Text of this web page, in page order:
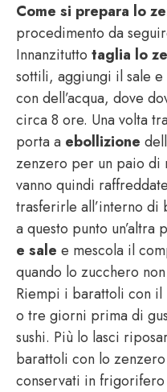
Come si prepara lo
procedimento da
Innanzitutto taglia lo
sottili, aggiungi il sale
con dell’acqua, dove
circa 8 ore. Una volta
porta a ebollizione
zenzero per un paio di
vanno quindi
trasferirle all’interno
a questo punto un’altra
e sale e mescola il
quando lo zucchero
Riempi i barattoli con
o tre giorni prima di
sushi. Più lo lasci
barattoli con lo
conservati in